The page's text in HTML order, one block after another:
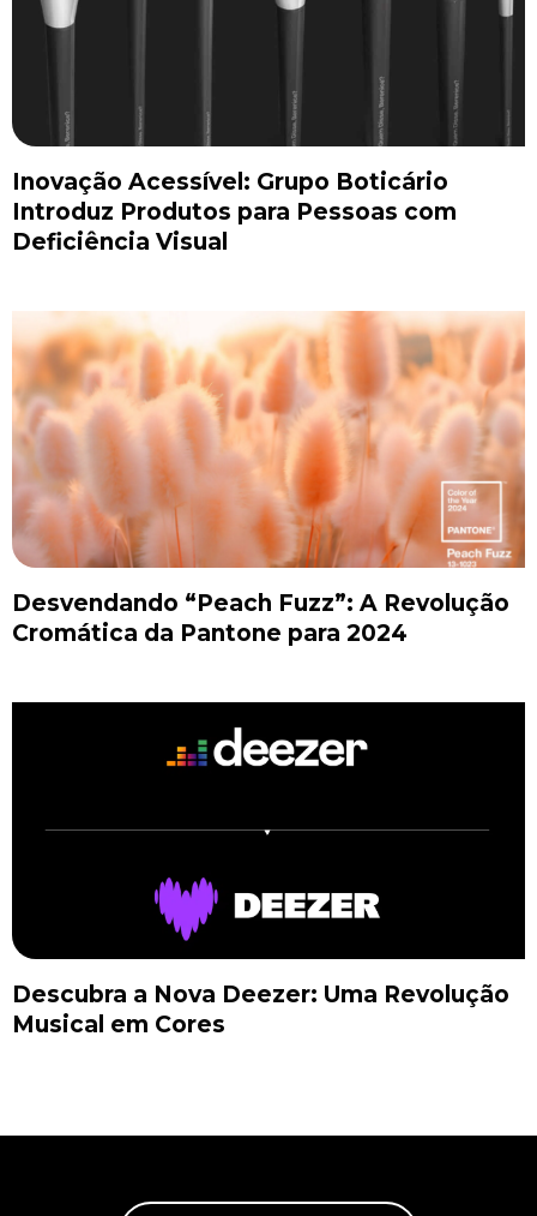
Inovação Acessível: Grupo Boticário
Introduz Produtos para Pessoas com
Deficiência Visual
Desvendando “Peach Fuzz”: A Revolução
Cromática da Pantone para 2024
Descubra a Nova Deezer: Uma Revolução
Musical em Cores